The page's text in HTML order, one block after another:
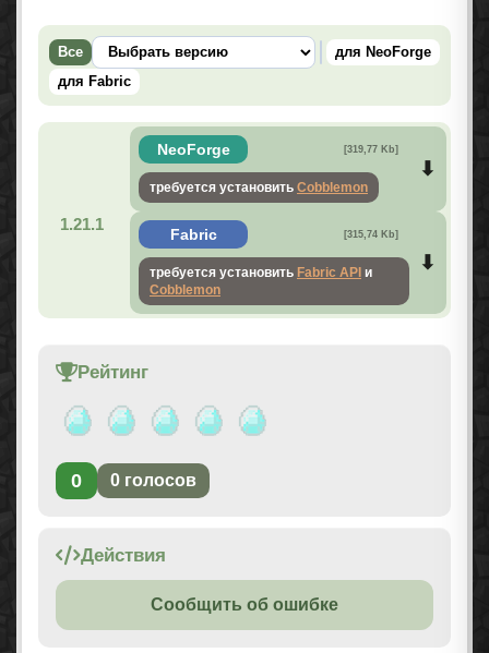
Все
для NeoForge
для Fabric
1.21.1
NeoForge [319,77 Kb]
требуется установить Cobblemon
Fabric [315,74 Kb]
требуется установить Fabric API и
Cobblemon
Рейтинг
0 0 голосов
Действия
Сообщить об ошибке